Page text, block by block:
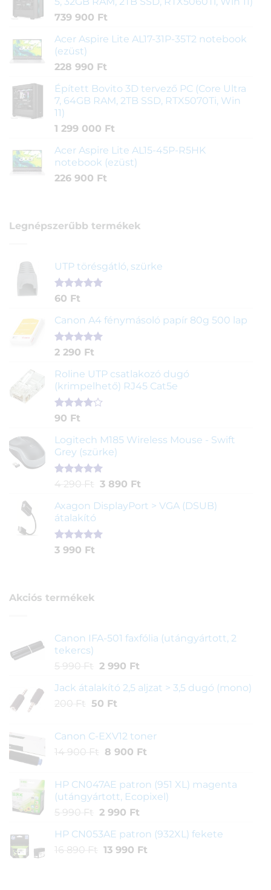
739 900 Ft
Acer Aspire Lite AL17-31P-35T2 notebook
(ezüst)
228 990 Ft
Épített Bovito 3D tervező PC (Core Ultra
7, 64GB RAM, 2TB SSD, RTX5070Ti, Win
11)
1 299 000 Ft
Acer Aspire Lite AL15-45P-R5HK
notebook (ezüst)
226 900 Ft
Legnépszerűbb termékek
UTP törésgátló, szürke
Értékelés
ből,
1
értékelés
alapján
60 Ft
Canon A4 fénymásoló papír 80g 500 lap
Értékelés
ből,
2
értékelés
alapján
2 290 Ft
Roline UTP csatlakozó dugó
(krimpelhető) RJ45 Cat5e
Értékelés
5-ből,
2
értékelés
alapján
90 Ft
Logitech M185 Wireless Mouse - Swift
Grey (szürke)
Értékelés
ből,
1
értékelés
alapján
4 290 Ft Original
was:
290 Ft.
3 890 FtCurrent
is:
Axagon DisplayPort > VGA (DSUB)
átalakító
Értékelés
1
3 990 Ft
Akciós termékek
Canon IFA-501 faxfólia (utángyártott, 2
tekercs)
5 990 Ft Original
was:
5
2 990 FtCurrent
is:
Jack átalakító 2,5 aljzat > 3,5 dugó (mono)
200 Ft Original
200 Ft.
50 FtCurrent
50 Ft.
Canon C-EXV12 toner
14 900 Ft
Original
14
900 Ft.
8 900 FtCurrent
8
900 Ft.
HP CN047AE patron (951 XL) magenta
(utángyártott, Ecopixel)
5 990 Ft Original
was:
5
2 990 FtCurrent
is:
2
HP CN053AE patron (932XL) fekete
16 890 Ft Original
13 990 FtCurrent